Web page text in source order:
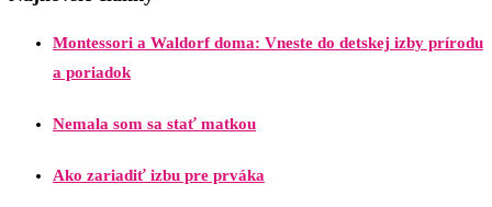
Montessori a Waldorf doma: Vneste do detskej izby prírodu
a poriadok
Nemala som sa stať matkou
Ako zariadiť izbu pre prváka